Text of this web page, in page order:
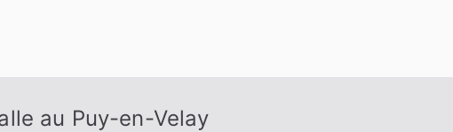
au Puy-en-Velay